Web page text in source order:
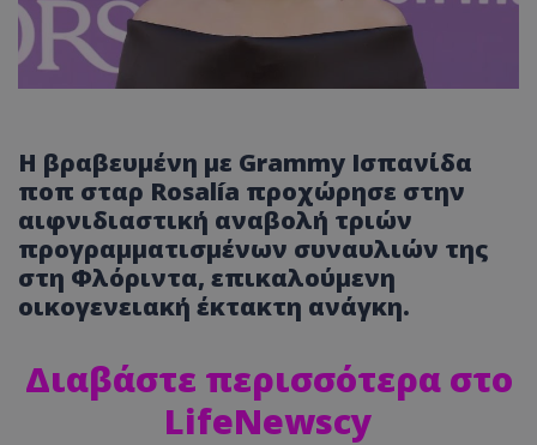
Η βραβευμένη με Grammy Ισπανίδα
ποπ σταρ Rosalía προχώρησε στην
αιφνιδιαστική αναβολή τριών
προγραμματισμένων συναυλιών της
στη Φλόριντα, επικαλούμενη
οικογενειακή έκτακτη ανάγκη.
Διαβάστε περισσότερα στο
LifeNewscy